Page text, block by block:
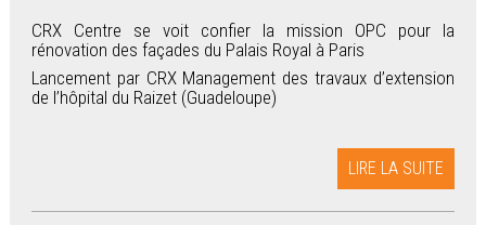
CRX Centre se voit confier la mission OPC pour la
rénovation des façades du Palais Royal à Paris
Lancement par CRX Management des travaux d’extension
de l’hôpital du Raizet (Guadeloupe)
LIRE LA SUITE